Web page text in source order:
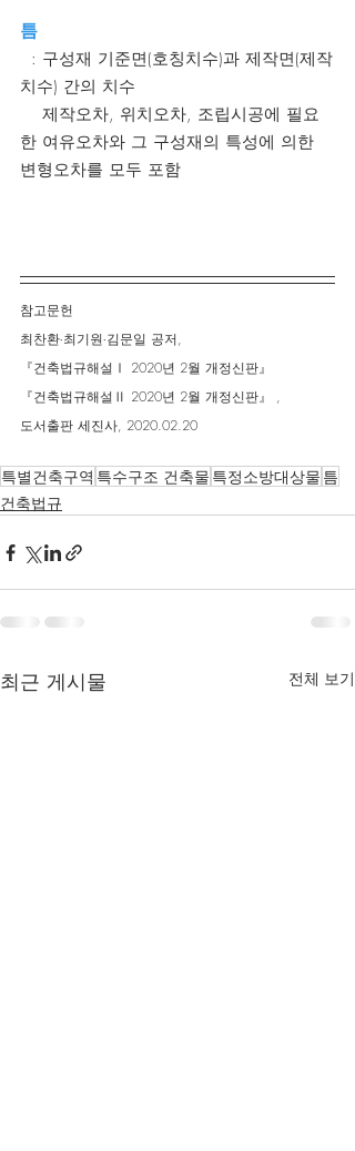
틈
치수) 간의 치수
한 여유오차와 그 구성재의 특성에 의한
변형오차를 모두 포함
참고문헌
최찬환∙최기원∙김문일 공저,
『건축법규해설Ⅰ 2020년 2월 개정신판』
『건축법규해설Ⅱ 2020년 2월 개정신판』 ,
도서출판 세진사, 2020.02.20
특별건축구역 특수구조 건축물 특정소방대상물 틈
건축법규
최근 게시물 전체 보기